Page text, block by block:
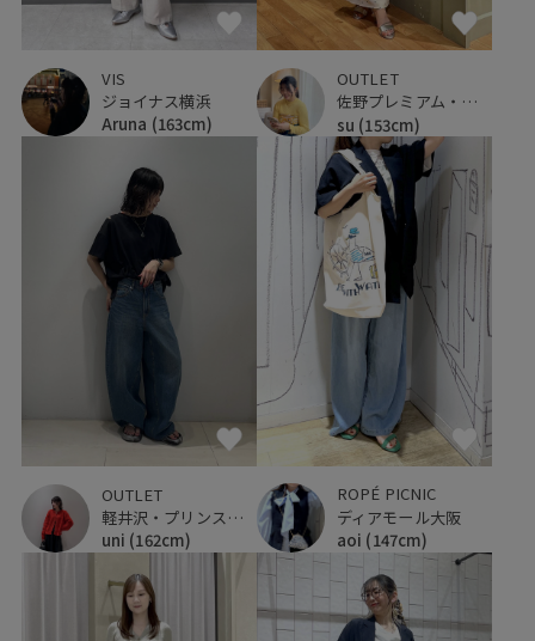
VIS
ジョイナス横浜
Aruna (163cm)
OUTLET
佐野プレミアム・アウトレット
su (153cm)
OUTLET
軽井沢・プリンスショッピングプラザ
uni (162cm)
ROPÉ PICNIC
ディアモール大阪
aoi (147cm)